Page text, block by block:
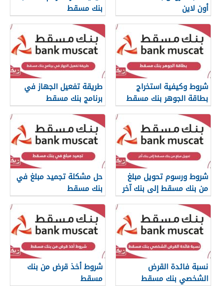
أون لاين
بنك مسقط
شروط وكيفية استخراج
بطاقة الجوهر بنك مسقط
طريقة تفعيل الجهاز في
برنامج بنك مسقط
شروط ورسوم تحويل مبلغ
من بنك مسقط إلى بنك آخر
حل مشكلة تجميد مبلغ في
بنك مسقط
نسبة فائدة القرض
الشخصي بنك مسقط
شروط أخذ قرض من بنك
مسقط